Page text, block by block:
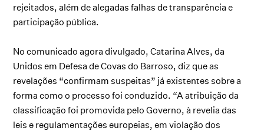
rejeitados, além de alegadas falhas de transparência e
participação pública.
No comunicado agora divulgado, Catarina Alves, da
Unidos em Defesa de Covas do Barroso, diz que as
revelações “confirmam suspeitas” já existentes sobre a
forma como o processo foi conduzido. “A atribuição da
classificação foi promovida pelo Governo, à revelia das
leis e regulamentações europeias, em violação dos